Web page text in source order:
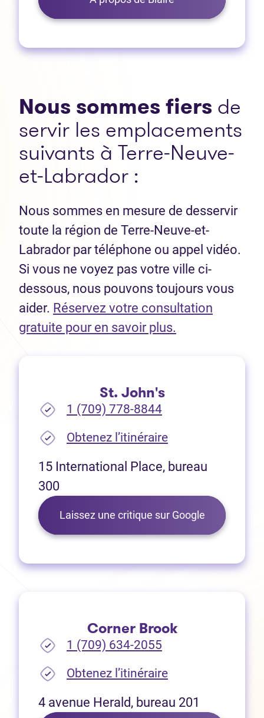
Nous sommes fiers de
servir les emplacements
suivants à Terre-Neuve-
et-Labrador :
Nous sommes en mesure de desservir
toute la région de Terre-Neuve-et-
Labrador par téléphone ou appel vidéo.
Si vous ne voyez pas votre ville ci-
dessous, nous pouvons toujours vous
aider. Réservez votre consultation
gratuite pour en savoir plus.
St. John's
1 (709) 778-8844
Obtenez l’itinéraire(Ouvre dans un
15 International Place, bureau
300
Laissez une critique sur Google
Corner Brook
1 (709) 634-2055
Obtenez l’itinéraire(Ouvre dans un
4 avenue Herald, bureau 201